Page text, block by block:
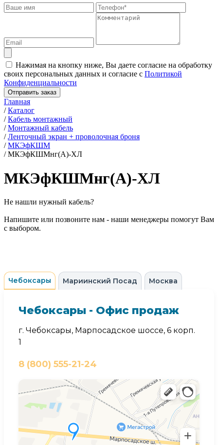
Нажимая на кнопку ниже, Вы даете согласие на обработку
своих персональных данных и согласие с Политикой
Конфиденциальности
Отправить заказ
Главная
/Каталог
/Кабель монтажный
/Монтажный кабель
/Ленточный экран + проволочная броня
/МКЭфКШМ
/МКЭфКШМнг(А)-ХЛ
МКЭфКШМнг(А)-ХЛ
Не нашли нужный кабель?
Напишите или позвоните нам - наши менеджеры помогут Вам
с выбором.
Чебоксары Мариинский Посад Москва
Чебоксары - Офис продаж
г. Чебоксары, Марпосадское шоссе, 6 корп.
1
8 (800) 555-21-24